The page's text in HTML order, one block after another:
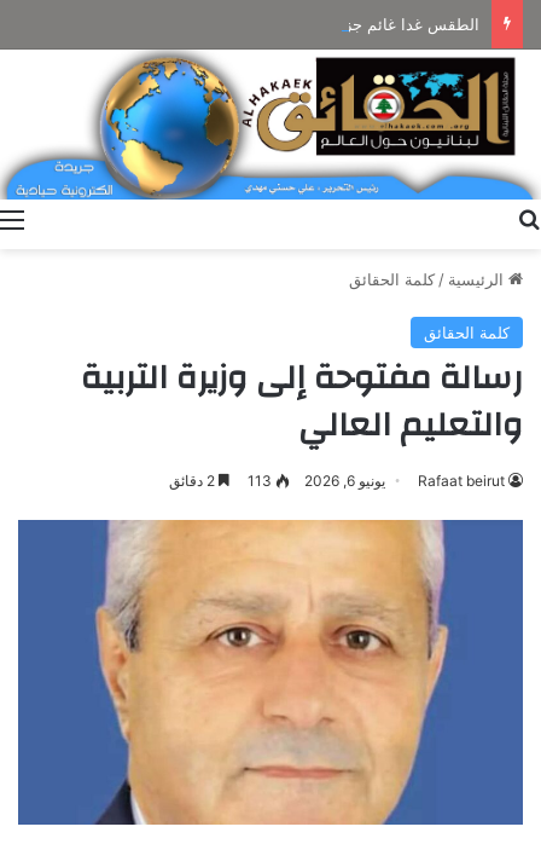
الرئيسية / كلمة الحقائق
كلمة الحقائق
رسالة مفتوحة إلى وزيرة التربية
والتعليم العالي
Rafaat beirut يونيو 6, 2026 113